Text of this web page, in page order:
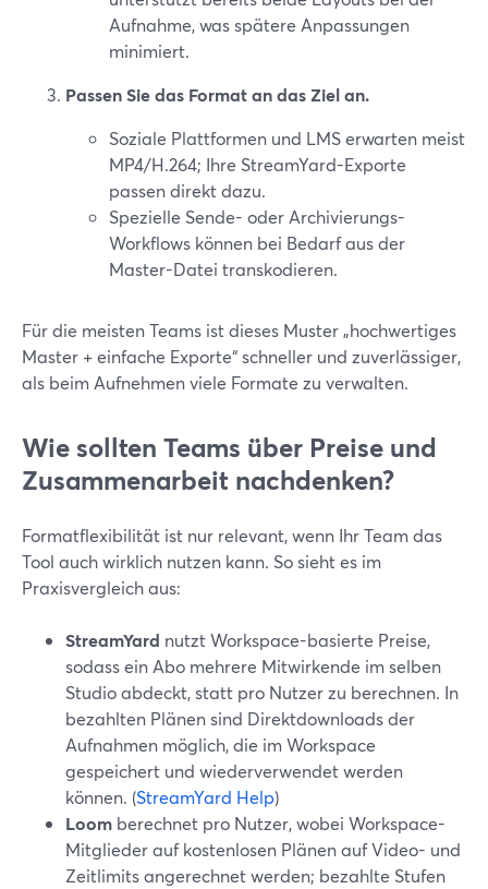
Aufnahme, was spätere Anpassungen
minimiert.
Passen Sie das Format an das Ziel an.
Soziale Plattformen und LMS erwarten meist
MP4/H.264; Ihre StreamYard-Exporte
passen direkt dazu.
Spezielle Sende- oder Archivierungs-
Workflows können bei Bedarf aus der
Master-Datei transkodieren.
Für die meisten Teams ist dieses Muster „hochwertiges
Master + einfache Exporte“ schneller und zuverlässiger,
als beim Aufnehmen viele Formate zu verwalten.
Wie sollten Teams über Preise und
Zusammenarbeit nachdenken?
Formatflexibilität ist nur relevant, wenn Ihr Team das
Tool auch wirklich nutzen kann. So sieht es im
Praxisvergleich aus:
StreamYard nutzt Workspace-basierte Preise,
sodass ein Abo mehrere Mitwirkende im selben
Studio abdeckt, statt pro Nutzer zu berechnen. In
bezahlten Plänen sind Direktdownloads der
Aufnahmen möglich, die im Workspace
gespeichert und wiederverwendet werden
können. (StreamYard Help)
Loom berechnet pro Nutzer, wobei Workspace-
Mitglieder auf kostenlosen Plänen auf Video- und
Zeitlimits angerechnet werden; bezahlte Stufen